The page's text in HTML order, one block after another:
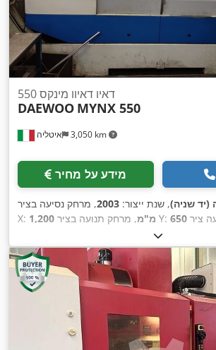
איטליה 3,050 km
דאיו דאיוו מינקס 550
DAEWOO MYNX 550
מידע על מחיר
(יד שניה), שנת ייצור: 2003, מרחק נסיעה בציר
X:
1,200 מ"מ , מרחק תנועה בציר Y:
10,000 סל"ד